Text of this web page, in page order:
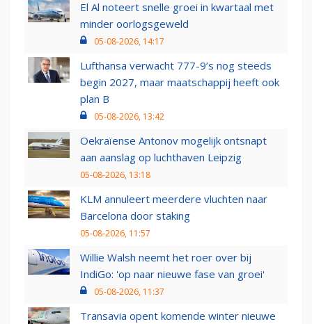
El Al noteert snelle groei in kwartaal met
minder oorlogsgeweld
05-08-2026, 14:17
Lufthansa verwacht 777-9’s nog steeds
begin 2027, maar maatschappij heeft ook
plan B
05-08-2026, 13:42
Oekraïense Antonov mogelijk ontsnapt
aan aanslag op luchthaven Leipzig
05-08-2026, 13:18
KLM annuleert meerdere vluchten naar
Barcelona door staking
05-08-2026, 11:57
Willie Walsh neemt het roer over bij
IndiGo: 'op naar nieuwe fase van groei'
05-08-2026, 11:37
Transavia opent komende winter nieuwe